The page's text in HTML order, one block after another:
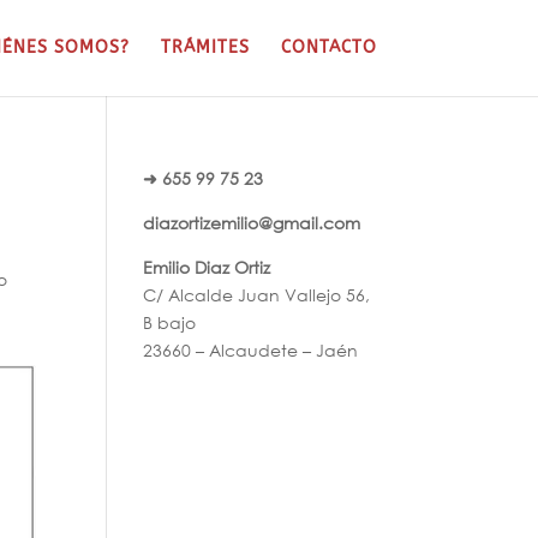
SOMOS? TRÁMITES CONTACTO
➜ 655 99 75 23
diazortizemilio@gmail.com
Emilio Diaz Ortiz
C/ Alcalde Juan Vallejo 56,
B bajo
23660 – Alcaudete – Jaén